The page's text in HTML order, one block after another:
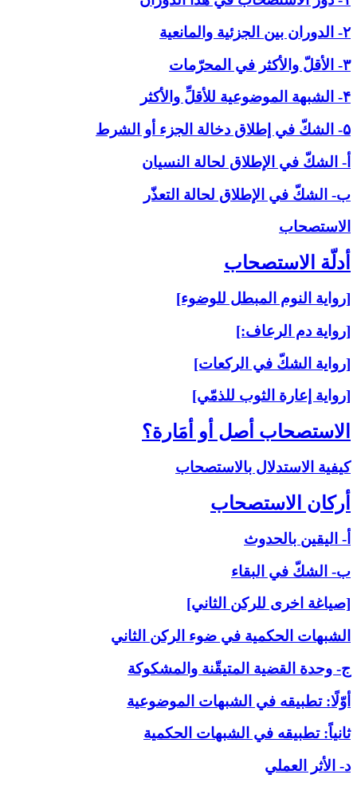
۲- الدوران بين الجزئية والمانعية
۳- الأقلّ والأكثر في المحرّمات
۴- الشبهة الموضوعية للأقلِّ والأكثر
۵- الشكّ في إطلاق دخالة الجزء أو الشرط
أ- الشكّ في الإطلاق لحالة النسيان
ب- الشكّ في الإطلاق لحالة التعذّر
الاستصحاب‏
أدلّة الاستصحاب‏
[رواية النوم المبطل للوضوء]
[رواية دم الرعاف:]
[رواية الشكّ في الركعات]
[رواية إعارة الثوب للذمّي]
الاستصحاب أصل أو أمَارة؟
كيفية الاستدلال بالاستصحاب
أركان الاستصحاب‏
أ- اليقين بالحدوث
ب- الشكّ في البقاء
[صياغة اخرى للركن الثاني]
الشبهات الحكمية في ضوء الركن الثاني
ج- وحدة القضية المتيقّنة والمشكوكة
أوّلًا: تطبيقه في الشبهات الموضوعية
ثانياً: تطبيقه في الشبهات الحكمية
د- الأثر العملي